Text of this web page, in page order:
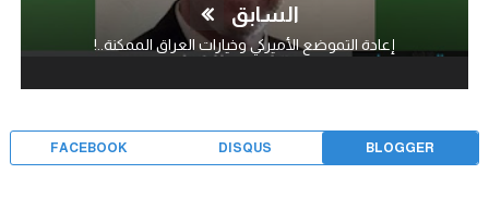
السابق
إعادة التموضع الأميركي وخيارات العراق الممكنة..!
BLOGGER
DISQUS
FACEBOOK